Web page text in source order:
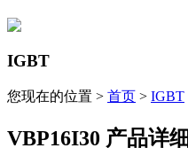
IGBT
您现在的位置 > 首页 > IGBT
VBP16I30 产品详细